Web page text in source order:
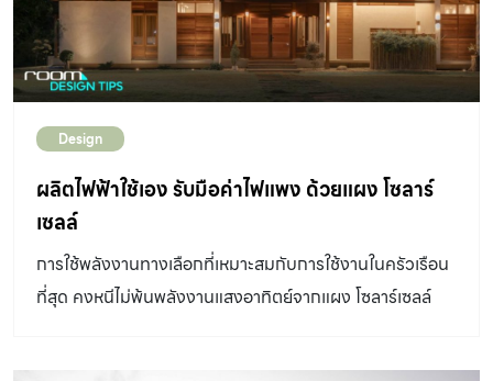
จำนวน 3 อาคาร ซึ่งองค์ประกอบสำคัญที่จะเป็นหัวใจหลัก
และเติมเต็มความสมบูรณ์ให้กับโครงการฯ คือ One
Bangkok Retail จุดหมายปลายทางของการชอปปิ้งและไลฟ์
Experience” ที่ทุกคนสามารถเข้ามาสร้างจังหวะแห่งความ
สุขและประสบการณ์ที่แตกต่างร่วมกัน ทำให้ทุกวันเป็นวัน
พิเศษ ให้หัวใจของทุกคนเต้นแรงกว่าเดิม One Bangkok
Retail จะเป็นพลังขับเคลื่อนสำคัญที่จะช่วยยกระดับให้
กรุงเทพฯ เป็นมหานครแห่งการชอปปิ้งที่สำคัญในภูมิภาค
เอเชีย” One Bangkok Retail บนพื้นที่เช่าสุทธิรวมกว่า […]
Design
ผลิตไฟฟ้าใช้เอง รับมือค่าไฟแพง ด้วยแผง โซลาร์
เซลล์
การใช้พลังงานทางเลือกที่เหมาะสมกับการใช้งานในครัวเรือน
ที่สุด คงหนีไม่พ้นพลังงานแสงอาทิตย์จากแผง โซลาร์เซลล์